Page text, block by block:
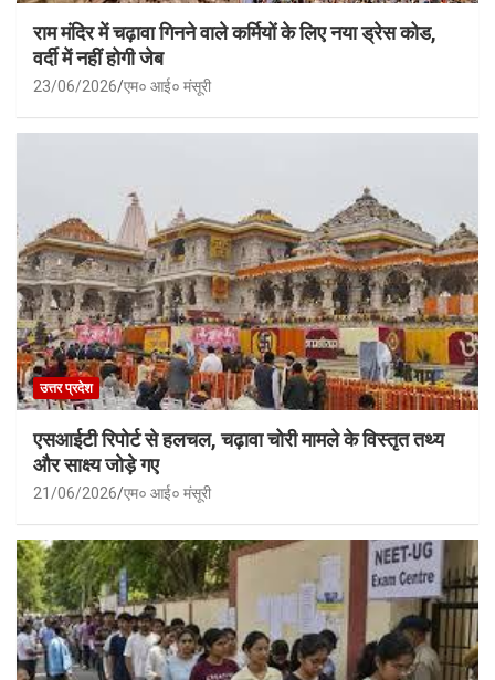
राम मंदिर में चढ़ावा गिनने वाले कर्मियों के लिए नया ड्रेस कोड,
वर्दी में नहीं होगी जेब
23/06/2026 एम० आई० मंसूरी
उत्तर प्रदेश
एसआईटी रिपोर्ट से हलचल, चढ़ावा चोरी मामले के विस्तृत तथ्य
और साक्ष्य जोड़े गए
21/06/2026 एम० आई० मंसूरी